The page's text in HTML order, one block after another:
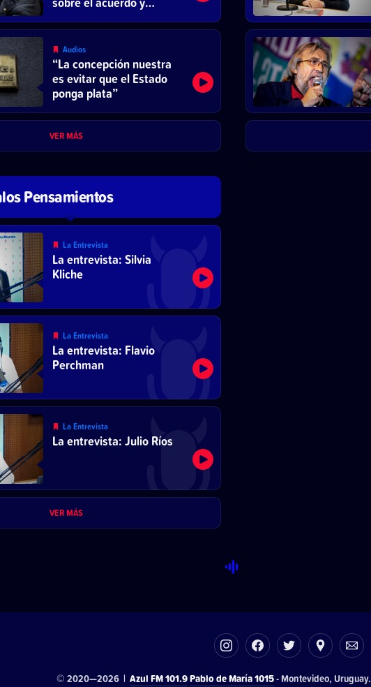
laboral
Audios
“La concepción nuestra
es evitar que el Estado
ponga plata”
VER MÁS
Pensamientos
La Entrevista
La entrevista: Silvia
Kliche
La Entrevista
La entrevista: Flavio
Perchman
La Entrevista
La entrevista: Julio Ríos
VER MÁS
© 2020—2026 | Azul FM 101.9Pablo de María 1015- Montevideo, Uruguay.